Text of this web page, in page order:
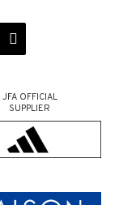
JFA OFFICIAL
SUPPLIER